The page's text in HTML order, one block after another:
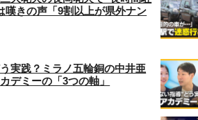
きの声「9割以上が県外ナン
実践？ミラノ五輪銅の中井亜
デミーの「3つの軸」